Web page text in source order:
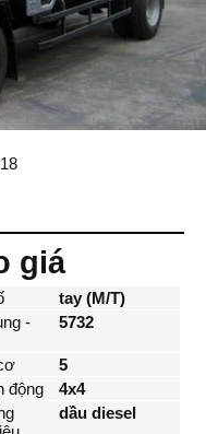
giá
tay (M/T)
-
5732
5
động
4x4
dầu diesel